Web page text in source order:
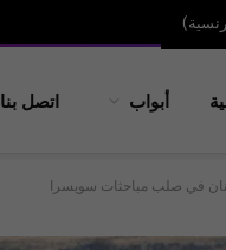
)
أبواب اتصل بنا
في صلب مباحثات سويسرا